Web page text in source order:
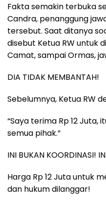
Fakta semakin terbuka
Candra, penanggung
tersebut. Saat ditanya
disebut Ketua RW untuk
Camat, sampai Ormas,
DIA TIDAK MEMBANTAH!
Sebelumnya, Ketua RW
“Saya terima Rp 12 Juta,
semua pihak.”
INI BUKAN KOORDINASI!
Harga Rp 12 Juta untuk
dan hukum dilanggar!